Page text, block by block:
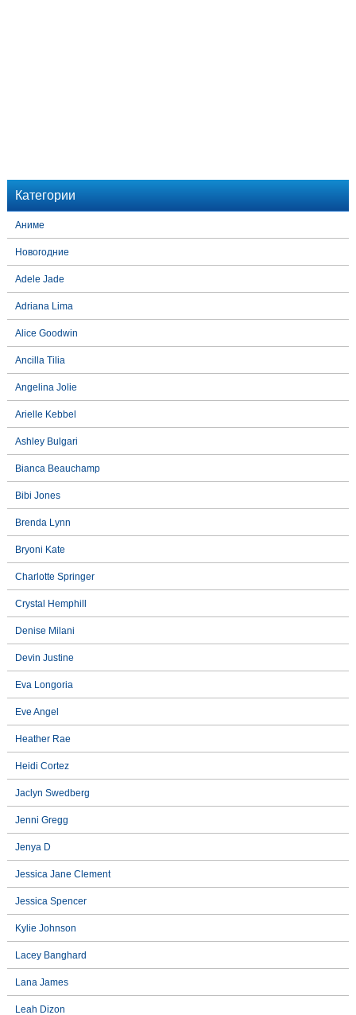
Категории
Аниме
Новогодние
Adele Jade
Adriana Lima
Alice Goodwin
Ancilla Tilia
Angelina Jolie
Arielle Kebbel
Ashley Bulgari
Bianca Beauchamp
Bibi Jones
Brenda Lynn
Bryoni Kate
Charlotte Springer
Crystal Hemphill
Denise Milani
Devin Justine
Eva Longoria
Eve Angel
Heather Rae
Heidi Cortez
Jaclyn Swedberg
Jenni Gregg
Jenya D
Jessica Jane Clement
Jessica Spencer
Kylie Johnson
Lacey Banghard
Lana James
Leah Dizon